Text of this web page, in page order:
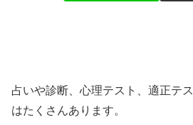
占いや診断、心理テスト、適正テ
はたくさんあります。